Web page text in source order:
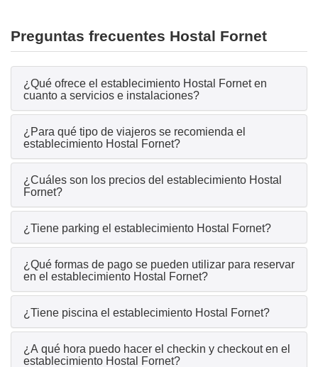
Preguntas frecuentes Hostal Fornet
¿Qué ofrece el establecimiento Hostal Fornet en
cuanto a servicios e instalaciones?
¿Para qué tipo de viajeros se recomienda el
establecimiento Hostal Fornet?
¿Cuáles son los precios del establecimiento Hostal
Fornet?
¿Tiene parking el establecimiento Hostal Fornet?
¿Qué formas de pago se pueden utilizar para reservar
en el establecimiento Hostal Fornet?
¿Tiene piscina el establecimiento Hostal Fornet?
¿A qué hora puedo hacer el checkin y checkout en el
establecimiento Hostal Fornet?